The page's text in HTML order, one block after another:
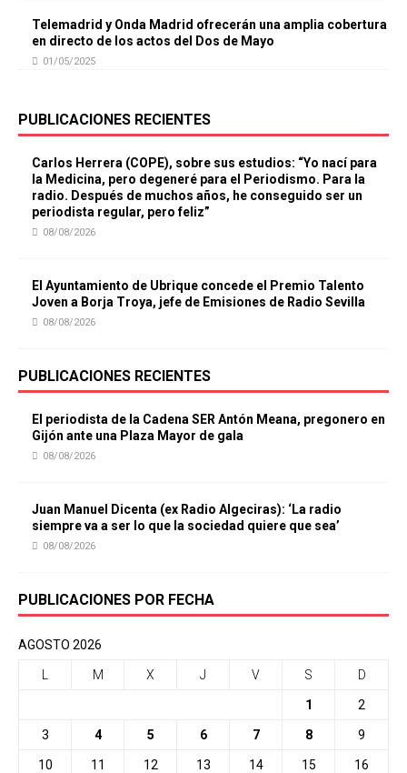
Telemadrid y Onda Madrid ofrecerán una amplia cobertura
en directo de los actos del Dos de Mayo
01/05/2025
PUBLICACIONES RECIENTES
Carlos Herrera (COPE), sobre sus estudios: “Yo nací para
la Medicina, pero degeneré para el Periodismo. Para la
radio. Después de muchos años, he conseguido ser un
periodista regular, pero feliz”
08/08/2026
El Ayuntamiento de Ubrique concede el Premio Talento
Joven a Borja Troya, jefe de Emisiones de Radio Sevilla
08/08/2026
PUBLICACIONES RECIENTES
El periodista de la Cadena SER Antón Meana, pregonero en
Gijón ante una Plaza Mayor de gala
08/08/2026
Juan Manuel Dicenta (ex Radio Algeciras): ‘La radio
siempre va a ser lo que la sociedad quiere que sea’
08/08/2026
PUBLICACIONES POR FECHA
AGOSTO 2026
M X J V S D
1 2
3 4 5 6 7 8 9
10 11 12 13 14 15 16